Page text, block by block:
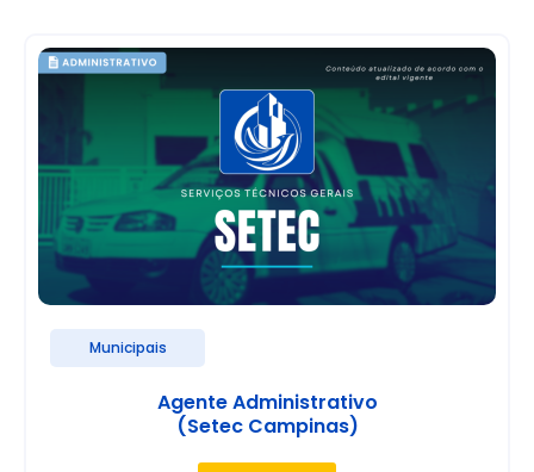
Municipais
Agente Administrativo
(Setec Campinas)